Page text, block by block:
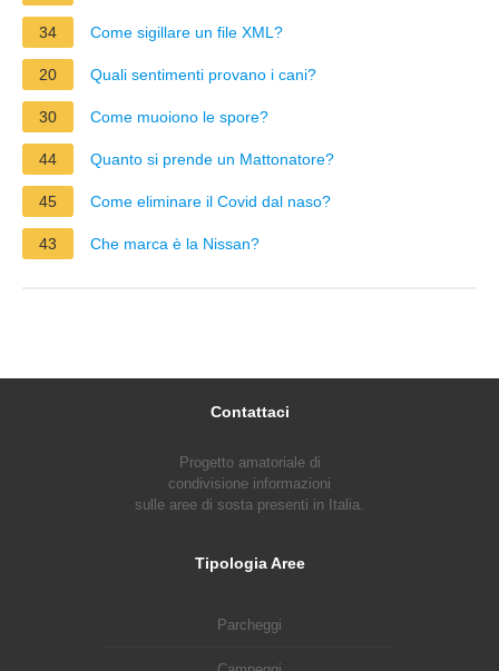
34 Come sigillare un file XML?
20 Quali sentimenti provano i cani?
30 Come muoiono le spore?
44 Quanto si prende un Mattonatore?
45 Come eliminare il Covid dal naso?
43 Che marca è la Nissan?
Contattaci
Progetto amatoriale di
condivisione informazioni
sulle aree di sosta presenti in Italia.
Tipologia Aree
Parcheggi